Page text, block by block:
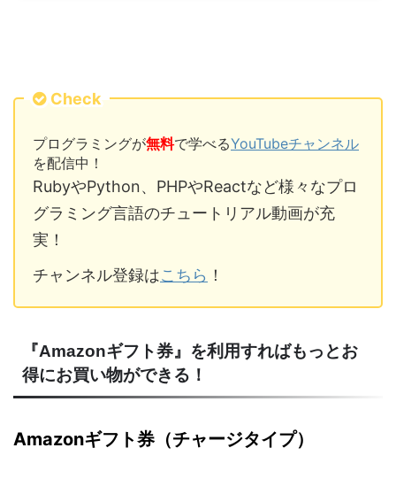
Check
プログラミングが無料で学べるYouTubeチャンネル
を配信中！
RubyやPython、PHPやReactなど様々なプロ
グラミング言語のチュートリアル動画が充
実！
チャンネル登録はこちら ！
『Amazonギフト券』を利用すればもっとお
得にお買い物ができる！
Amazonギフト券（チャージタイプ）